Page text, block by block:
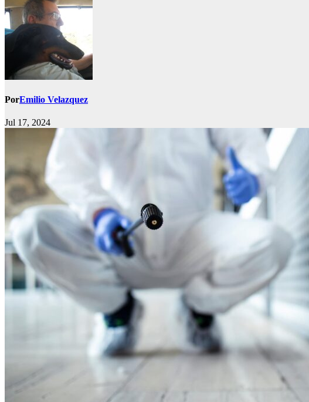
PorEmilio Velazquez
Jul 17, 2024